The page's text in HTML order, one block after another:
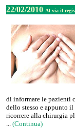
22/02/2010 Al via il
di informare le pazienti
dello stesso e appunto
ricorrere alla chirurgia
... (Continua)